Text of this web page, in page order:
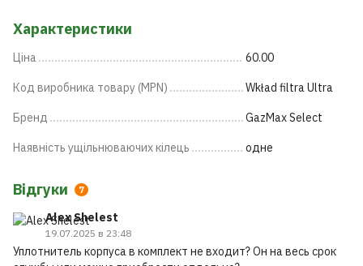
Характеристики
Ціна 60.00
Код виробника товару (MPN) Wkład filtra Ultra
Бренд GazMax Select
Наявність ущільнюваючих кілець одне
Відгуки 7
Alex Shelest
19.07.2025 в 23:48
Уплотнитель корпуса в комплект не входит? Он на весь срок